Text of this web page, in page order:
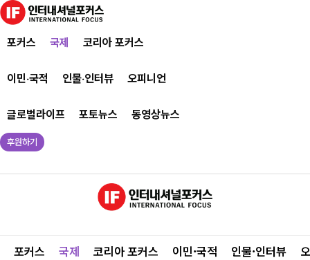
포커스 국제 코리아 포커스
이민·국적 인물·인터뷰 오피니언
글로벌라이프 포토뉴스 동영상뉴스
후원하기
포커스 국제 코리아 포커스 이민·국적 인물·인터뷰